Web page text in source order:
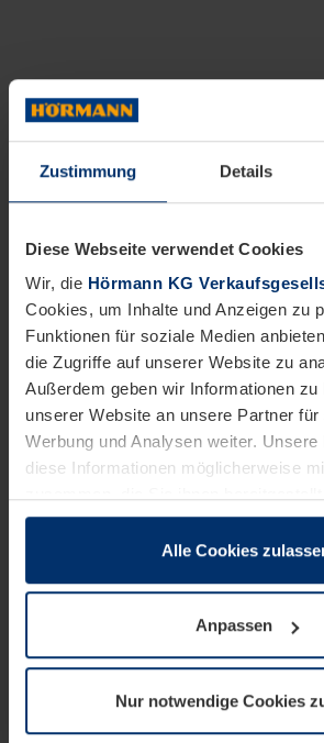
Zustimmung Details
Diese Webseite verwendet Cookies
Wir, die Hörmann KG
Cookies, um Inhalte und Anzeigen zu
Funktionen für soziale Medien
die Zugriffe auf unserer Website zu
Außerdem geben wir Informationen zu
unserer Website an unsere Partner
Werbung und Analysen weiter. Unsere
diese Informationen möglicherweise
sie im Rahmen Ihrer Nutzung der
wenn diese für den Betrieb dieser
notwendig sind. Für alle anderen
wir Ihre Erlaubnis. Ihre Einwilligung
Datenschutzerklärungunserer
widerrufen.
Alle Cookies
Anpassen
Nur notwendige Cookies